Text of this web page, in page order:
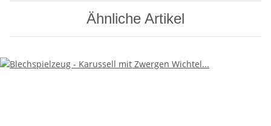
Ähnliche Artikel